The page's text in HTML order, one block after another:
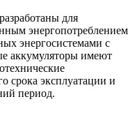
для
энергопотреблением
энергосистемами с
аккумуляторы имеют
срока эксплуатации и
период.